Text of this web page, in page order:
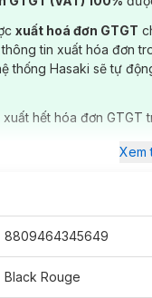
xuất hoá đơn GTGT
tin xuất hóa đơn
thống Hasaki sẽ tự
hết hóa đơn GTGT
Xem
8809464345649
Black Rouge